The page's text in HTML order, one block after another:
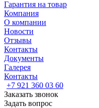
Гарантия на товар
Компания
О компании
Новости
Отзывы
Контакты
Документы
Галерея
Контакты
+7 921 360 03 60
Заказать звонок
Задать вопрос